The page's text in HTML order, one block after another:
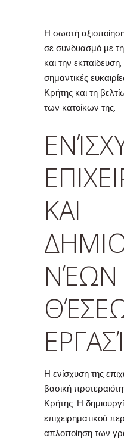
Η σωστή
σε συνδυασμό με
και την
σημαντικές
Κρήτης και τη
των κατοίκων της.
ΚΑΙ
ΝΈΩΝ
Η ενίσχυση της
βασική
Κρήτης. Η
επιχειρηματικού
απλοποίηση των